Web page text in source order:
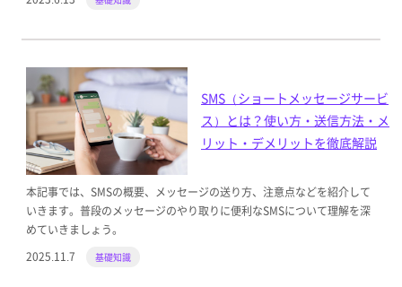
SMS（ショートメッセージサービ
ス）とは？使い方・送信方法・メ
リット・デメリットを徹底解説
本記事では、SMSの概要、メッセージの送り方、注意点などを紹介して
いきます。普段のメッセージのやり取りに便利なSMSについて理解を深
めていきましょう。
2025.11.7
基礎知識